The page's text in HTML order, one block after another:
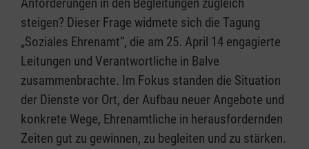
steigen? Dieser Frage widmete sich die Tagung
„Soziales Ehrenamt“, die am 25. April 14 engagierte
Leitungen und Verantwortliche in Balve
zusammenbrachte. Im Fokus standen die Situation
der Dienste vor Ort, der Aufbau neuer Angebote und
konkrete Wege, Ehrenamtliche in herausfordernden
Zeiten gut zu gewinnen, zu begleiten und zu stärken.